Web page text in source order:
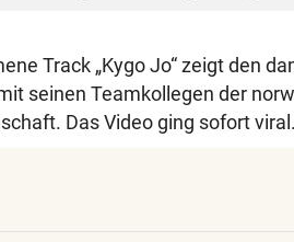
Track „Kygo Jo“ zeigt den
seinen Teamkollegen der
Das Video ging sofort viral.